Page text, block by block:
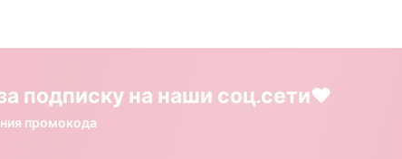
подписку на наши соц.сети❤️
промокода